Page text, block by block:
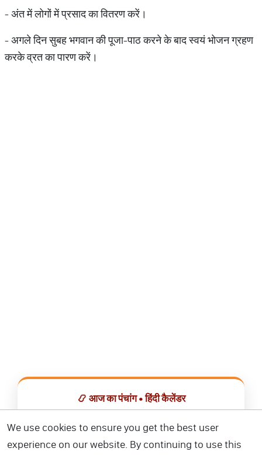
- अंत में लोगों में प्रसाद का वितरण करें।
- अगले दिन सुबह भगवान की पूजा-पाठ करने के बाद स्वयं भोजन ग्रहण
करके व्रत का पारण करें।
📿 आज का पंचांग • हिंदी कैलेंडर
📅 हिंदी कैलेंडर ऐप डाउनलोड करें
We use cookies to ensure you get the best user
experience on our website. By continuing to use this